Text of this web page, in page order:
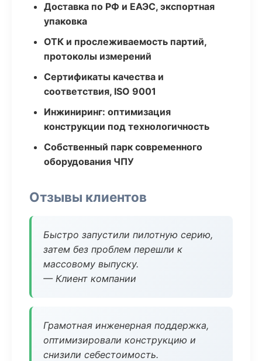
Доставка по РФ и ЕАЭС, экспортная
упаковка
ОТК и прослеживаемость партий,
протоколы измерений
Сертификаты качества и
соответствия, ISO 9001
Инжиниринг: оптимизация
конструкции под технологичность
Собственный парк современного
оборудования ЧПУ
Отзывы клиентов
Быстро запустили пилотную серию,
затем без проблем перешли к
массовому выпуску.
— Клиент компании
Грамотная инженерная поддержка,
оптимизировали конструкцию и
снизили себестоимость.